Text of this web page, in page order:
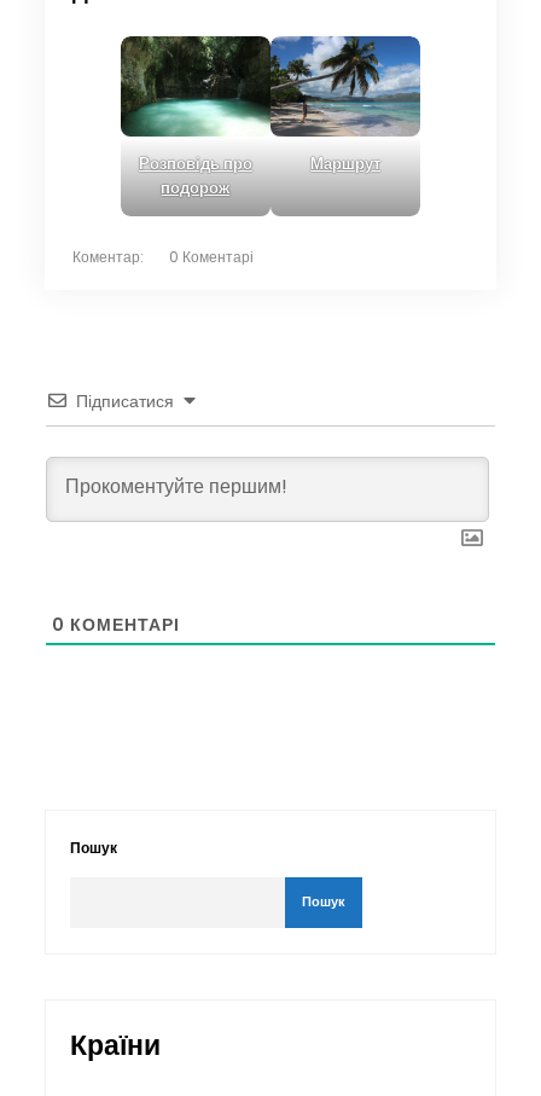
Розповідь про
подорож
Маршрут
Коментар: 0 Коментарі
Підписатися
0 КОМЕНТАРІ
Пошук
Пошук
Країни